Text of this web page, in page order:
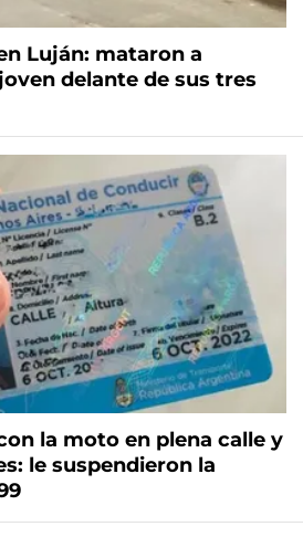
Luján: mataron a
delante de sus tres
la moto en plena calle y
le suspendieron la